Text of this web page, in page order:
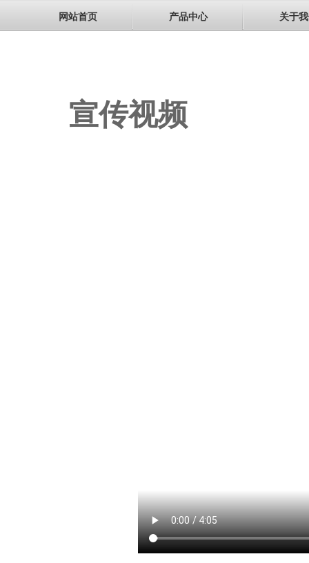
网站首页 产品中心 关于
宣传视频